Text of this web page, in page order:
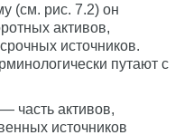
(см. рис. 7.2) он
активов,
источников.
путают с
часть активов,
источников